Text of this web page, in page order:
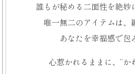
誰もが秘める二面性を絶妙
唯一無二のアイテムは、
あなたを幸福感で包
心惹かれるままに、 “か